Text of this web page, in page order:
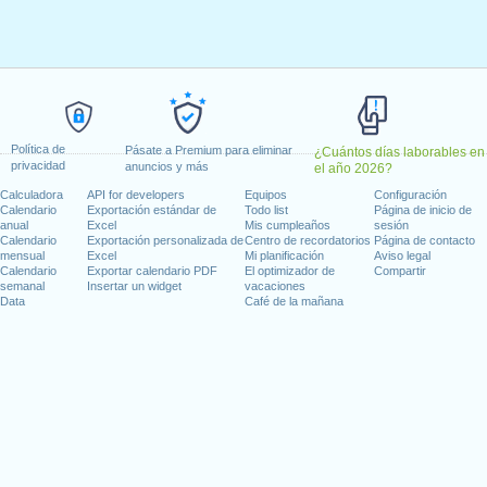
Política de
privacidad
Pásate a Premium para eliminar
anuncios y más
¿Cuántos días laborables en
el año 2026?
Calculadora
Calendario
anual
Calendario
mensual
Calendario
semanal
Data
API for developers
Exportación estándar de
Excel
Exportación personalizada de
Excel
Exportar calendario PDF
Insertar un widget
Equipos
Todo list
Mis cumpleaños
Centro de recordatorios
Mi planificación
El optimizador de
vacaciones
Café de la mañana
Configuración
Página de inicio de
sesión
Página de contacto
Aviso legal
Compartir
2023
: lunes, junio 19, 2023
4, 2023
2023
2023
noviembre 10, 2023
23, 2023
2023
fin de semana